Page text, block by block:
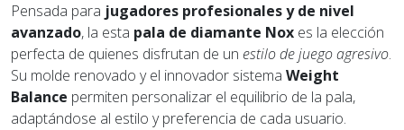
Pensada para jugadores profesionales y de nivel
avanzado, la esta pala de diamante Nox es la elección
perfecta de quienes disfrutan de un estilo de juego agresivo.
Su molde renovado y el innovador sistema Weight
Balance permiten personalizar el equilibrio de la pala,
adaptándose al estilo y preferencia de cada usuario.